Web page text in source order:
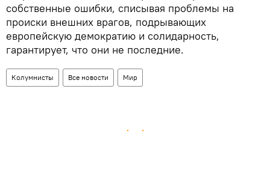
собственные ошибки, списывая проблемы на
происки внешних врагов, подрывающих
европейскую демократию и солидарность,
гарантирует, что они не последние.
Колумнисты Все новости Мир